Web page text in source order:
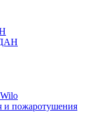
и пожаротушения